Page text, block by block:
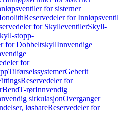
for sisterner
Reservedeler for Innløpsventil
for SkylleventilerSkyll-
stopp-
for DobbeltskyllInnvendige
for
TilførselssystemerGeberit
Reservedeler for
BendT-rørInnvendig
sirkulasjonOverganger
løsbareReservedeler for